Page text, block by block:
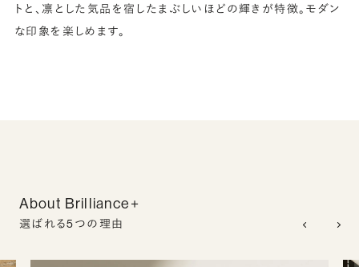
トと、凛とした気品を宿したまぶしいほどの輝きが特徴。モダン
な印象を楽しめます。
About Brilliance+
選ばれる5つの理由